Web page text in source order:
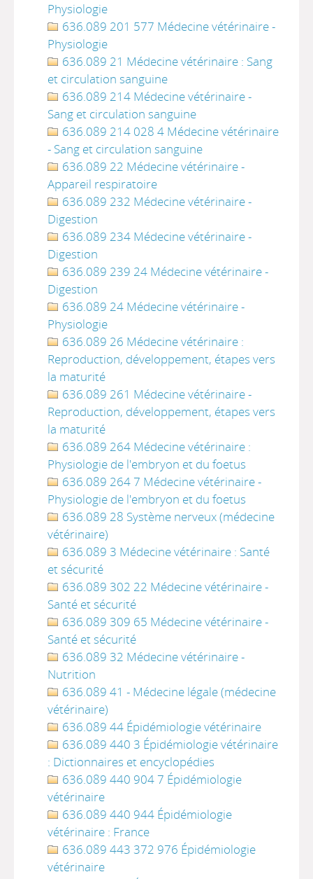
Physiologie
636.089 201 577 Médecine vétérinaire -
Physiologie
636.089 21 Médecine vétérinaire : Sang
et circulation sanguine
636.089 214 Médecine vétérinaire -
Sang et circulation sanguine
636.089 214 028 4 Médecine vétérinaire
- Sang et circulation sanguine
636.089 22 Médecine vétérinaire -
Appareil respiratoire
636.089 232 Médecine vétérinaire -
Digestion
636.089 234 Médecine vétérinaire -
Digestion
636.089 239 24 Médecine vétérinaire -
Digestion
636.089 24 Médecine vétérinaire -
Physiologie
636.089 26 Médecine vétérinaire :
Reproduction, développement, étapes vers
la maturité
636.089 261 Médecine vétérinaire -
Reproduction, développement, étapes vers
la maturité
636.089 264 Médecine vétérinaire :
Physiologie de l'embryon et du foetus
636.089 264 7 Médecine vétérinaire -
Physiologie de l'embryon et du foetus
636.089 28 Système nerveux (médecine
vétérinaire)
636.089 3 Médecine vétérinaire : Santé
et sécurité
636.089 302 22 Médecine vétérinaire -
Santé et sécurité
636.089 309 65 Médecine vétérinaire -
Santé et sécurité
636.089 32 Médecine vétérinaire -
Nutrition
636.089 41 - Médecine légale (médecine
vétérinaire)
636.089 44 Épidémiologie vétérinaire
636.089 440 3 Épidémiologie vétérinaire
: Dictionnaires et encyclopédies
636.089 440 904 7 Épidémiologie
vétérinaire
636.089 440 944 Épidémiologie
vétérinaire : France
636.089 443 372 976 Épidémiologie
vétérinaire